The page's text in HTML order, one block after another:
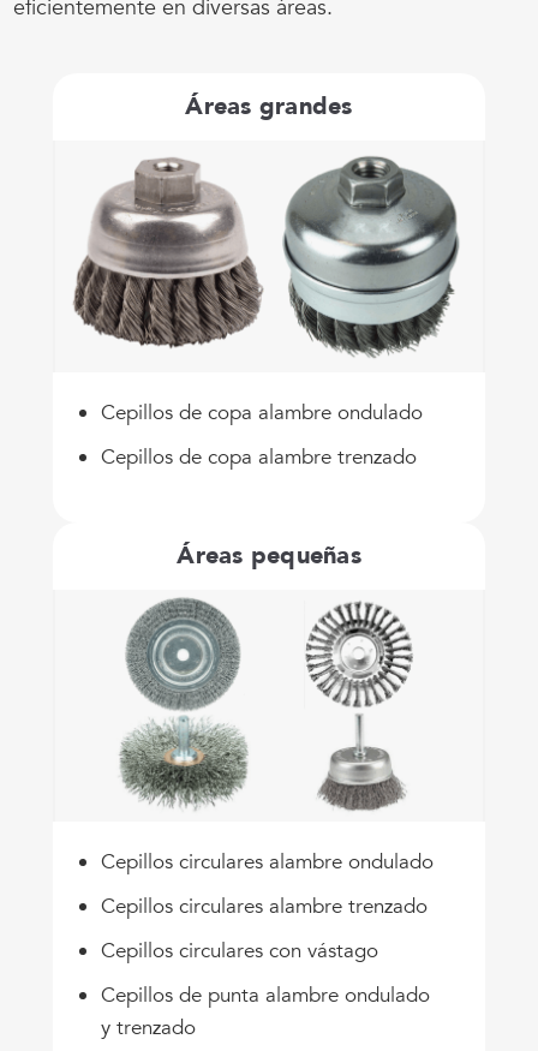
eficientemente en diversas áreas.
Áreas grandes
Cepillos de copa alambre ondulado
Cepillos de copa alambre trenzado
Áreas pequeñas
Cepillos circulares alambre ondulado
Cepillos circulares alambre trenzado
Cepillos circulares con vástago
Cepillos de punta alambre ondulado
y trenzado